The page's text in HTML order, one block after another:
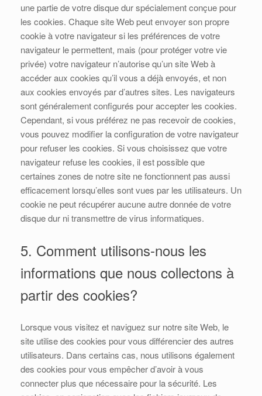
une partie de votre disque dur spécialement conçue pour
les cookies. Chaque site Web peut envoyer son propre
cookie à votre navigateur si les préférences de votre
navigateur le permettent, mais (pour protéger votre vie
privée) votre navigateur n’autorise qu’un site Web à
accéder aux cookies qu’il vous a déjà envoyés, et non
aux cookies envoyés par d’autres sites. Les navigateurs
sont généralement configurés pour accepter les cookies.
Cependant, si vous préférez ne pas recevoir de cookies,
vous pouvez modifier la configuration de votre navigateur
pour refuser les cookies. Si vous choisissez que votre
navigateur refuse les cookies, il est possible que
certaines zones de notre site ne fonctionnent pas aussi
efficacement lorsqu’elles sont vues par les utilisateurs. Un
cookie ne peut récupérer aucune autre donnée de votre
disque dur ni transmettre de virus informatiques.
5. Comment utilisons-nous les
informations que nous collectons à
partir des cookies?
Lorsque vous visitez et naviguez sur notre site Web, le
site utilise des cookies pour vous différencier des autres
utilisateurs. Dans certains cas, nous utilisons également
des cookies pour vous empêcher d’avoir à vous
connecter plus que nécessaire pour la sécurité. Les